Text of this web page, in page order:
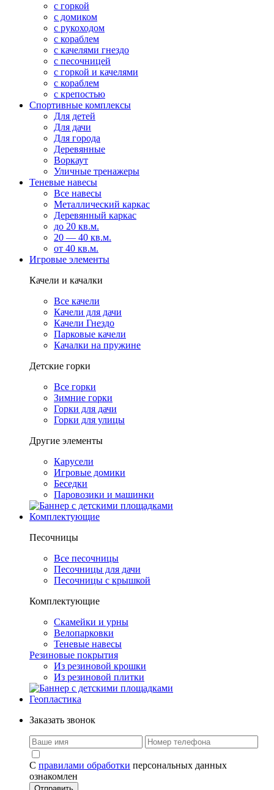
с горкой
с домиком
с рукоходом
с кораблем
с качелями гнездо
с песочницей
с горкой и качелями
с кораблем
с крепостью
Спортивные комплексы
Для детей
Для дачи
Для города
Деревянные
Воркаут
Уличные тренажеры
Теневые навесы
Все навесы
Металлический каркас
Деревянный каркас
до 20 кв.м.
20 — 40 кв.м.
от 40 кв.м.
Игровые элементы
Качели и качалки
Все качели
Качели для дачи
Качели Гнездо
Парковые качели
Качалки на пружине
Детские горки
Все горки
Зимние горки
Горки для дачи
Горки для улицы
Другие элементы
Карусели
Игровые домики
Беседки
Паровозики и машинки
Комплектующие
Песочницы
Все песочницы
Песочницы для дачи
Песочницы с крышкой
Комплектующие
Скамейки и урны
Велопарковки
Теневые навесы
Резиновые покрытия
Из резиновой крошки
Из резиновой плитки
Геопластика
Заказать звонок
С правилами обработки персональных данных
ознакомлен